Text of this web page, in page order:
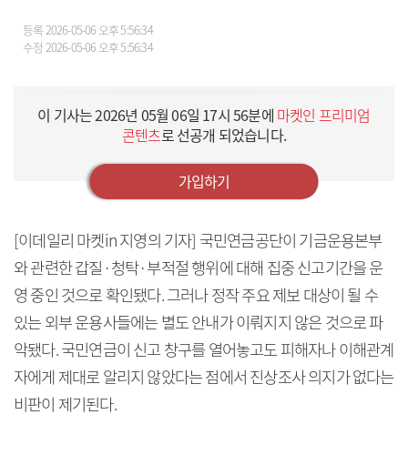
등록2026-05-06 오후 5:56:34
수정 2026-05-06 오후 5:56:34
이 기사는2026년 05월 06일 17시 56분에 마켓인 프리미엄
콘텐츠로 선공개 되었습니다.
가입하기
[이데일리 마켓in 지영의 기자] 국민연금공단이 기금운용본부
와 관련한 갑질·청탁·부적절 행위에 대해 집중 신고기간을 운
영 중인 것으로 확인됐다. 그러나 정작 주요 제보 대상이 될 수
있는 외부 운용사들에는 별도 안내가 이뤄지지 않은 것으로 파
악됐다. 국민연금이 신고 창구를 열어놓고도 피해자나 이해관계
자에게 제대로 알리지 않았다는 점에서 진상조사 의지가 없다는
비판이 제기된다.